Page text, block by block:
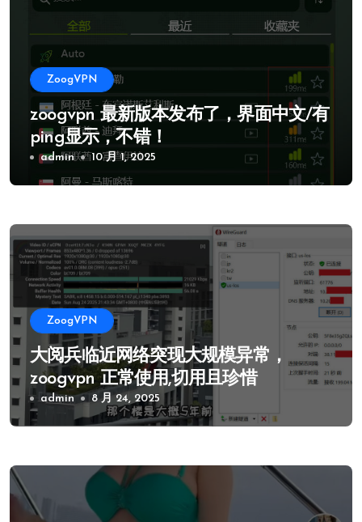
ZoogVPN
zoogvpn 最新版本发布了，界面中文/有
ping显示，不错！
admin 10 月 1, 2025
ZoogVPN
大阅兵临近网络突现大规模异常，
zoogvpn 正常使用,切用且珍惜
admin 8 月 24, 2025